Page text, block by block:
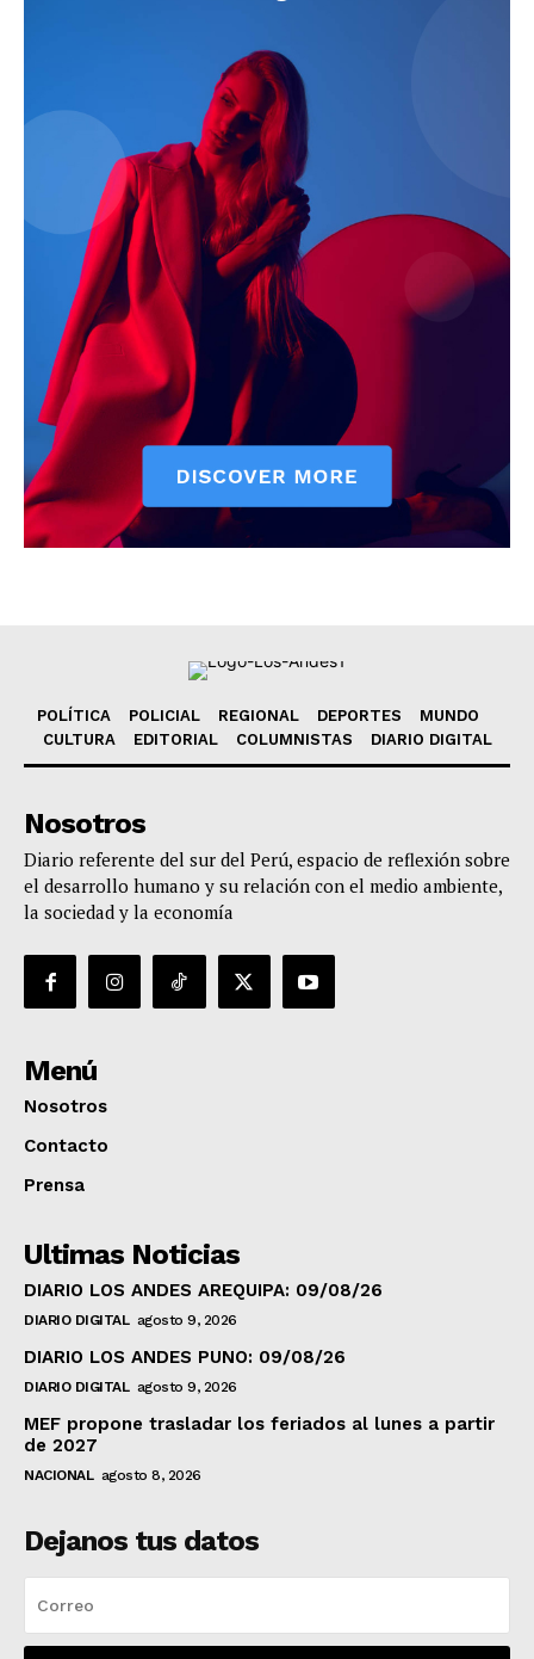
POLÍTICA POLICIAL REGIONAL DEPORTES
MUNDO
CULTURA
EDITORIAL COLUMNISTAS DIARIO DIGITAL
Nosotros
Diario referente del sur del Perú, espacio de reflexión sobre
el desarrollo humano y su relación con el medio ambiente,
la sociedad y la economía
Menú
Nosotros
Contacto
Prensa
Ultimas Noticias
DIARIO LOS ANDES AREQUIPA: 09/08/26
DIARIO DIGITAL agosto 9, 2026
DIARIO LOS ANDES PUNO: 09/08/26
DIARIO DIGITAL agosto 9, 2026
MEF propone trasladar los feriados al lunes a partir
de 2027
NACIONAL agosto 8, 2026
Dejanos tus datos